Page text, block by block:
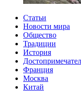
Статьи
Новости мира
Общество
Традиции
История
Франция
Москва
Китай